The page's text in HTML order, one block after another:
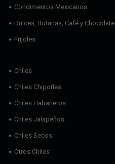
Condimentos Mexicanos
Dulces, Botanas, Café y Chocolate
Frijoles
Chiles
Chiles Chipotles
Chiles Habaneros
Chiles Jalapeños
Chiles Secos
Otros Chiles